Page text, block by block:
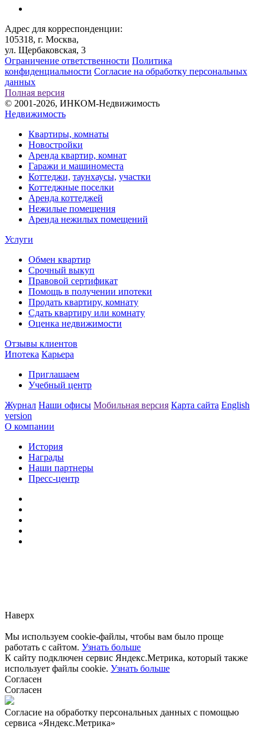
Адрес для корреспонденции:
105318, г. Москва,
ул. Щербаковская, 3
Ограничение ответственности Политика
конфиденциальности Согласие на обработку персональных
данных
Полная версия
© 2001-2026, ИНКОМ-Недвижимость
Недвижимость
Квартиры, комнаты
Новостройки
Аренда квартир, комнат
Гаражи и машиноместа
Коттеджи, таунхаусы, участки
Коттеджные поселки
Аренда коттеджей
Нежилые помещения
Аренда нежилых помещений
Услуги
Обмен квартир
Срочный выкуп
Правовой сертификат
Помощь в получении ипотеки
Продать квартиру, комнату
Сдать квартиру или комнату
Оценка недвижимости
Отзывы клиентов
Ипотека Карьера
Приглашаем
Учебный центр
Журнал Наши офисы Мобильная версия Карта сайта English
version
О компании
История
Награды
Наши партнеры
Пресс-центр
Наверх
Мы используем cookie-файлы, чтобы вам было проще
работать с сайтом. Узнать больше
К сайту подключен сервис Яндекс.Метрика, который также
использует файлы cookie. Узнать больше
Согласен
Согласен
Согласие на обработку персональных данных с помощью
сервиса «Яндекс.Метрика»